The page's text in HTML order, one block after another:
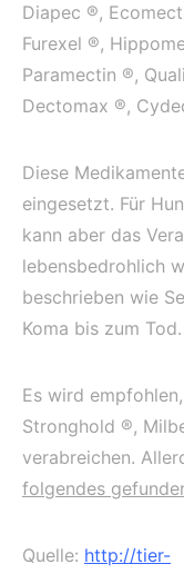
Diapec ®,
Furexel ®,
Paramectin ®,
Dectomax ®,
Diese
eingesetzt. Für
kann aber das
lebensbedrohlich
beschrieben wie
Koma bis zum Tod.
Es wird
Stronghold ®,
verabreichen.
folgendes
Quelle: http://tier-